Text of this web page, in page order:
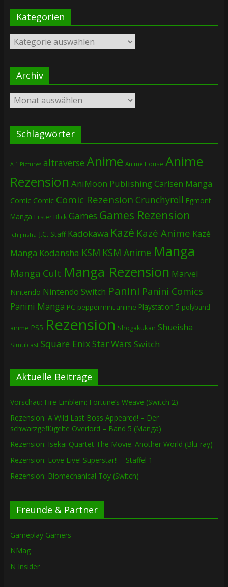
Kategorien
Kategorien
Archiv
Archiv
Schlagwörter
A-1 Pictures altraverse Anime Anime House Anime
Rezension AniMoon PublishingCarlsen Manga
Comic Comic Comic Rezension Crunchyroll Egmont
Manga Erster Blick Games Games Rezension
Ichijinsha J.C. Staff Kadokawa Kazé Kazé Anime Kazé
Manga Kodansha KSM KSM Anime Manga
Manga Cult Manga Rezension Marvel
Nintendo Nintendo Switch Panini Panini Comics
Panini Manga PC peppermint anime Playstation 5 polyband
anime PS5 Rezension Shogakukan Shueisha
Simulcast Square EnixStar Wars Switch
Aktuelle Beiträge
Vorschau: Fire Emblem: Fortune’s Weave (Switch 2)
Rezension: A Wild Last Boss Appeared! – Der
schwarzgeflügelte Overlord – Band 5 (Manga)
Rezension: Isekai Quartet The Movie: Another World (Blu-ray)
Rezension: Love Live! Superstar!! – Staffel 1
Rezension: Biomechanical Toy (Switch)
Freunde & Partner
Gameplay Gamers
NMag
N Insider